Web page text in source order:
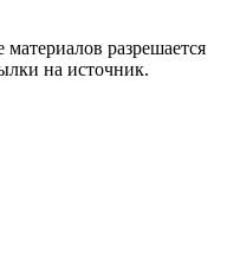
разрешается
на источник.